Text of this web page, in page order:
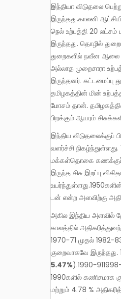
இந்தியா விடுதலை பெற்று இன்றைய தமிழகம் தனி மாநிலமாக உருவான பொழுது தமிழகம் பொருளாதார ரீதியாக பின்தங்கியே
இருந்தது.காலனி
நெல் உற்பத்தி 20
இருந்தது. தொழில்
துறைகளில் நவீன ஆலை
அல்லாத முறைசாரா
இருந்தனர். கட்டமைப்பு
தமிழகத்தின் மின்
மோசம் தான்.
பிறக்கும் ஆயரம்
இந்திய விடுதலைக்குப் பின்னான கடந்த அறுபத்தியெட்டு ஆண்டுகளில் அனைத்து துறைகளிலும் தமிழகத்தில் பொருளாதார
வளர்ச்சி
மக்கள்தொகை
இருந்த சிசு இறப்பு
டன் என்ற அளவிற்கு
அகில இந்திய அளவில் தேச உற்பத்தி மதிப்பு ஆண்டொன்றுக்கு சுமார் 3 சதவிகிதம் என்ற அளவில் 1950 முதல் 1966 வரையிலான
காலத்தில்
1970-71 முதல் 1982-
குறைவாகவே இருந்தது.
5.47%).1990-
1990களில் கணிசமாக
மற்றும் 4.78 %